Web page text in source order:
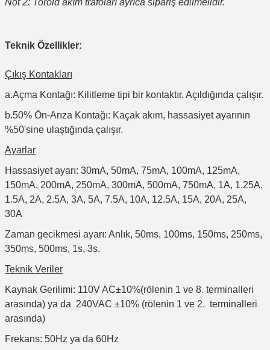
Not 2: Toroid akım trafoları ayrıca sipariş edilmelidir.
Teknik Özellikler:
Çıkış Kontakları
a.Açma Kontağı: Kilitleme tipi bir kontaktır. Açıldığında çalışır.
b.50% Ön-Arıza Kontağı: Kaçak akım, hassasiyet ayarının
%50'sine ulaştığında çalışır.
Ayarlar
Hassasiyet ayarı: 30mA, 50mA, 75mA, 100mA, 125mA,
150mA, 200mA, 250mA, 300mA, 500mA, 750mA, 1A, 1.25A,
1.5A, 2A, 2.5A, 3A, 5A, 7.5A, 10A, 12.5A, 15A, 20A, 25A,
30A
Zaman gecikmesi ayarı: Anlık, 50ms, 100ms, 150ms, 250ms,
350ms, 500ms, 1s, 3s.
Teknik Veriler
Kaynak Gerilimi: 110V AC±10%(rölenin 1 ve 8. terminalleri
arasında) ya da 240VAC ±10% (rölenin 1 ve 2. terminalleri
arasında)
Frekans: 50Hz ya da 60Hz